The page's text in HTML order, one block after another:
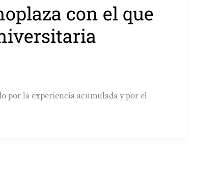
con el que
por la experiencia acumulada y por el